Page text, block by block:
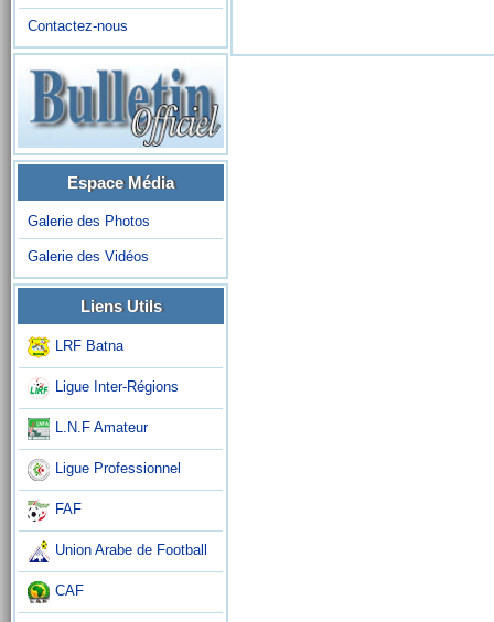
Contactez-nous
Espace Média
Galerie des Photos
Galerie des Vidéos
Liens Utils
LRF Batna
Ligue Inter-Régions
L.N.F Amateur
Ligue Professionnel
FAF
Union Arabe de Football
CAF